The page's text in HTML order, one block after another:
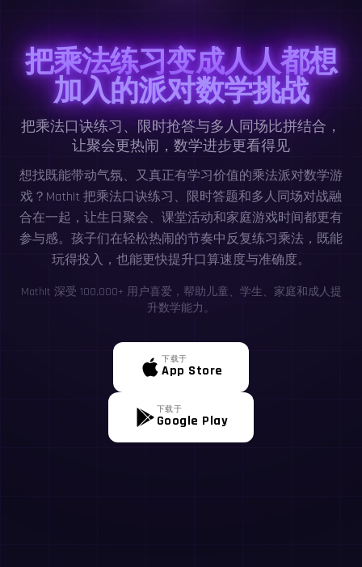
把乘法练习变成人人都想
加入的派对数学挑战
把乘法口诀练习、限时抢答与多人同场比拼结合，
让聚会更热闹，数学进步更看得见
想找既能带动气氛、又真正有学习价值的乘法派对数学游
戏？MathIt 把乘法口诀练习、限时答题和多人同场对战融
合在一起，让生日聚会、课堂活动和家庭游戏时间都更有
参与感。孩子们在轻松热闹的节奏中反复练习乘法，既能
玩得投入，也能更快提升口算速度与准确度。
MathIt 深受 100,000+ 用户喜爱，帮助儿童、学生、家庭和成人提
升数学能力。
下载于
App Store
下载于
Google Play